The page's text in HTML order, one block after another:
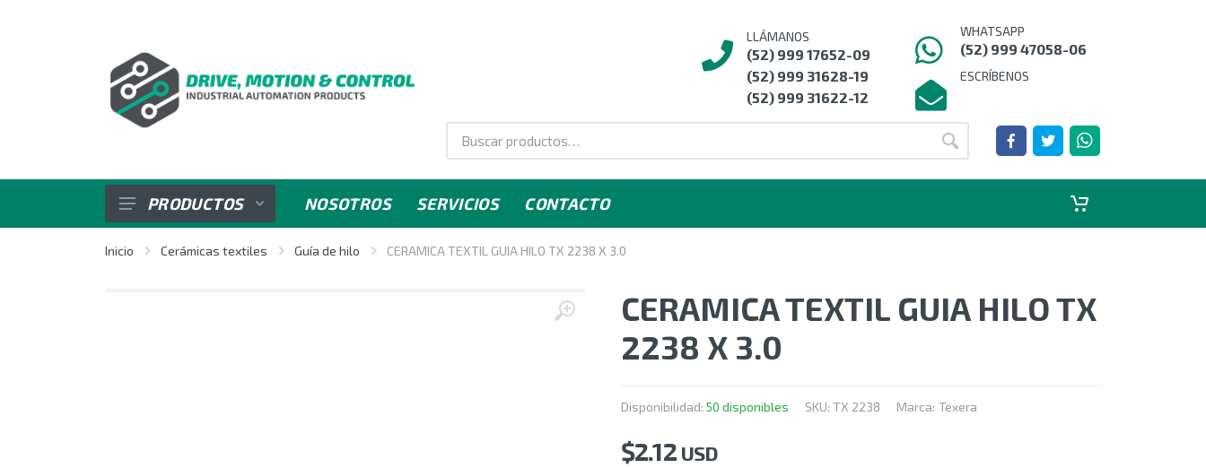
LLÁMANOS
(52) 999 17652-09
(52) 999 31628-19
(52) 999 31622-12
WHATSAPP
(52) 999 47058-06
ESCRÍBENOS
SENSORES
PRODUCTOS NOSOTROS SERVICIOS CONTACTO
Inicio Cerámicas textiles Guía de hilo CERAMICA TEXTIL GUIA HILO TX 2238 X 3.0
CERAMICA TEXTIL GUIA HILO TX
2238 X 3.0
Disponibilidad: 50 disponibles SKU: TX 2238 Marca: Texera
$2.12 USD